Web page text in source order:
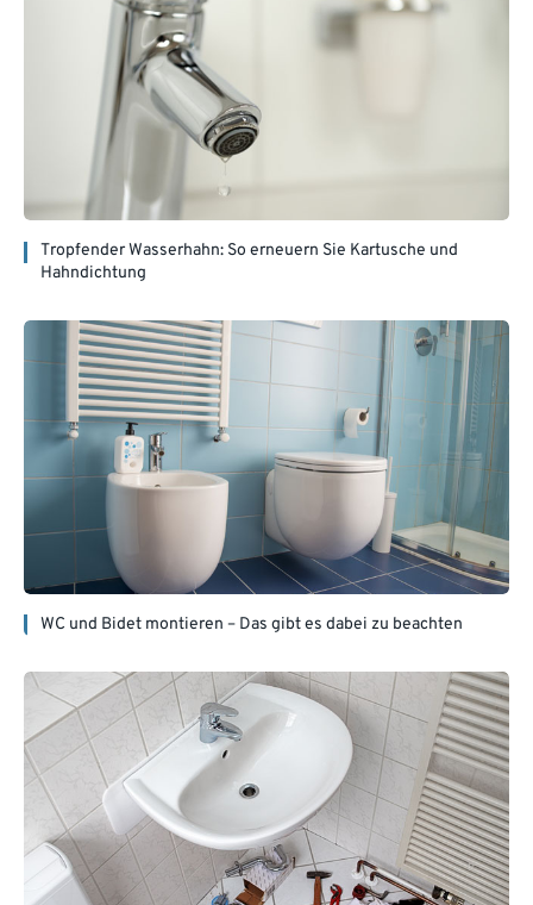
Tropfender Wasserhahn: So erneuern Sie Kartusche und
Hahndichtung
WC und Bidet montieren – Das gibt es dabei zu beachten